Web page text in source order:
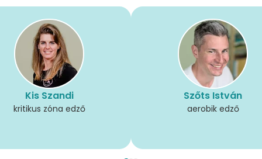
Kis Szandi
kritikus zóna edző
Szőts István
aerobik edző